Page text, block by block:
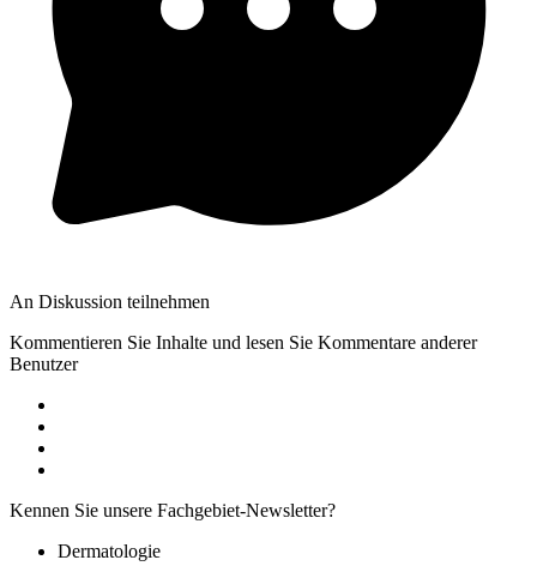
An Diskussion teilnehmen
Kommentieren Sie Inhalte und lesen Sie Kommentare anderer
Benutzer
Kennen Sie unsere Fachgebiet-Newsletter?
Dermatologie